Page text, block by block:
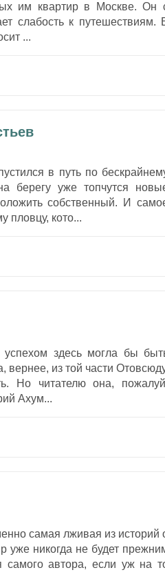
им квартир в Москве. Он
слабость к путешествиям.
...
в путь по
берегу уже топчутся
собственный. И
пловцу, кото...
здесь могла бы
вернее, из той части
Но читателю она,
Ахум...
самая лживая из историй
никогда не будет
автора, если уж на